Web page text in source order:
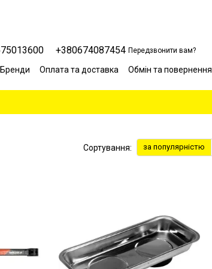
+380674087454 Передзвонити вам?
Бренди Оплата та доставка
Обмін та повернення
Сортування: за популярністю